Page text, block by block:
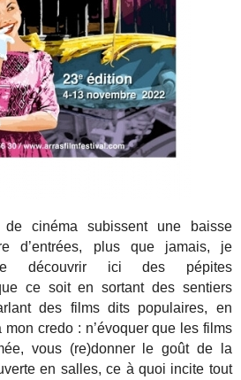
cinéma subissent une baisse
d’entrées, plus que jamais, je
découvrir ici des pépites
ce soit en sortant des sentiers
des films dits populaires, en
credo : n’évoquer que les films
vous (re)donner le goût de la
en salles, ce à quoi incite tout